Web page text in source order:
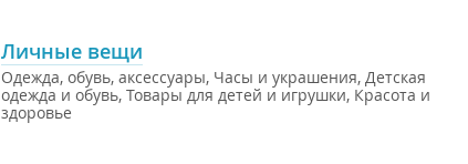
Личные вещи
Одежда, обувь, аксессуары, Часы и украшения, Детская
одежда и обувь, Товары для детей и игрушки, Красота и
здоровье